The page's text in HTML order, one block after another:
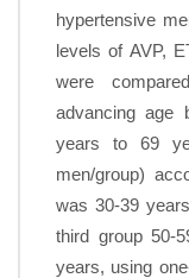
hypertensive
levels of AVP,
were
advancing age
years to 69
men/group)
was 30-39
third group 50-
years, using